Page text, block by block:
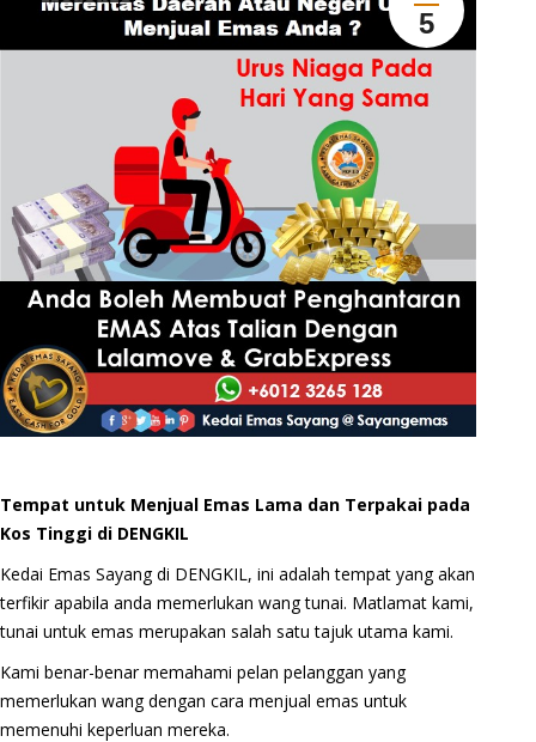
5
Tempat untuk Menjual Emas Lama dan Terpakai pada
Kos Tinggi di DENGKIL
Kedai Emas Sayang di DENGKIL, ini adalah tempat yang akan
terfikir apabila anda memerlukan wang tunai. Matlamat kami,
tunai untuk emas merupakan salah satu tajuk utama kami.
Kami benar-benar memahami pelan pelanggan yang
memerlukan wang dengan cara menjual emas untuk
memenuhi keperluan mereka.